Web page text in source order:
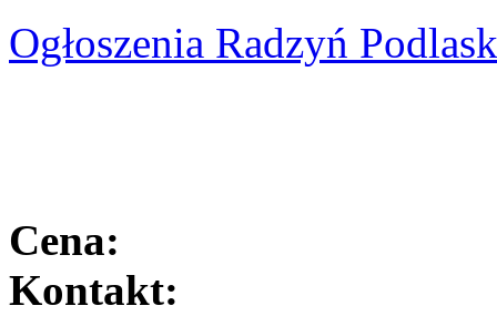
Ogłoszenia Radzyń
Cena:
Kontakt: